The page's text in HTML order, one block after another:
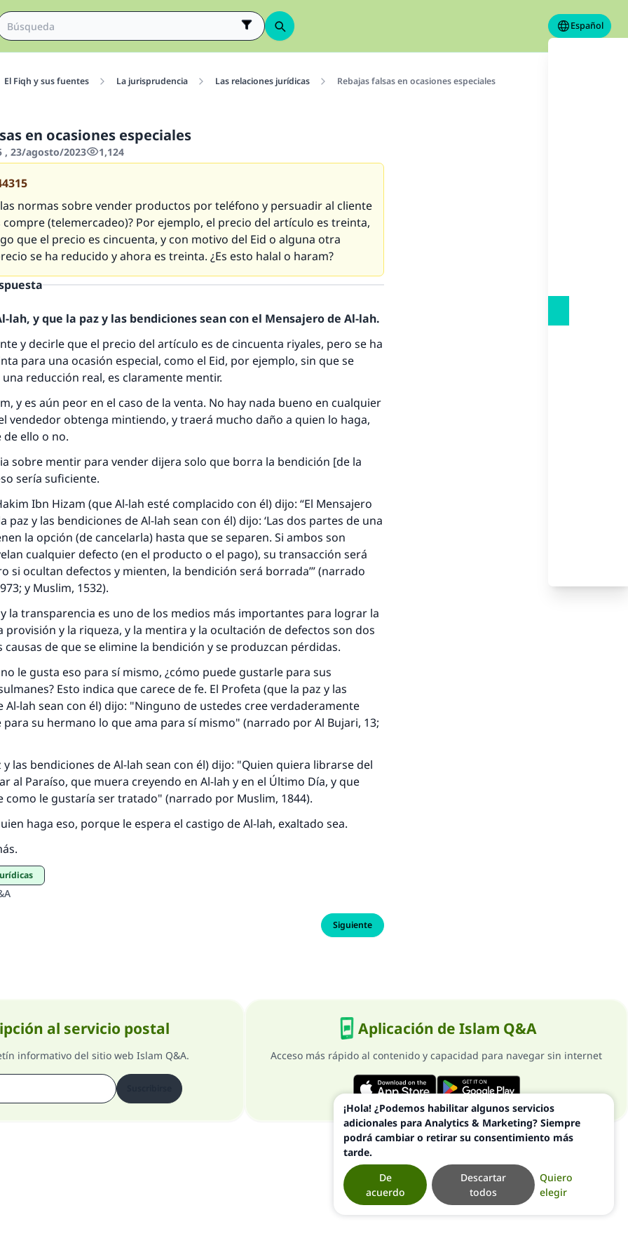
Español
El Fiqh y sus fuentes La jurisprudencia Las relaciones jurídicas Rebajas falsas en ocasiones especiales
en ocasiones especiales
, 23/agosto/2023 1,124
las normas sobre vender productos por teléfono y persuadir al cliente
compre (telemercadeo)? Por ejemplo, el precio del artículo es treinta,
que el precio es cincuenta, y con motivo del Eid o alguna otra
se ha reducido y ahora es treinta. ¿Es esto halal o haram?
lah, y que la paz y las bendiciones sean con el Mensajero de Al-lah.
y decirle que el precio del artículo es de cincuenta riyales, pero se ha
para una ocasión especial, como el Eid, por ejemplo, sin que se
una reducción real, es claramente mentir.
, y es aún peor en el caso de la venta. No hay nada bueno en cualquier
el vendedor obtenga mintiendo, y traerá mucho daño a quien lo haga,
de ello o no.
sobre mentir para vender dijera solo que borra la bendición [de la
sería suficiente.
Ibn Hizam (que Al-lah esté complacido con él) dijo: “El Mensajero
paz y las bendiciones de Al-lah sean con él) dijo: ‘Las dos partes de una
la opción (de cancelarla) hasta que se separen. Si ambos son
cualquier defecto (en el producto o el pago), su transacción será
si ocultan defectos y mienten, la bendición será borrada’” (narrado
y Muslim, 1532).
y la transparencia es uno de los medios más importantes para lograr la
provisión y la riqueza, y la mentira y la ocultación de defectos son dos
causas de que se elimine la bendición y se produzcan pérdidas.
le gusta eso para sí mismo, ¿cómo puede gustarle para sus
Esto indica que carece de fe. El Profeta (que la paz y las
Al-lah sean con él) dijo: "Ninguno de ustedes cree verdaderamente
para su hermano lo que ama para sí mismo" (narrado por Al Bujari, 13;
y las bendiciones de Al-lah sean con él) dijo: "Quien quiera librarse del
al Paraíso, que muera creyendo en Al-lah y en el Último Día, y que
como le gustaría ser tratado" (narrado por Muslim, 1844).
haga eso, porque le espera el castigo de Al-lah, exaltado sea.
Siguiente
al servicio postal
informativo del sitio web Islam Q&A.
Aplicación de Islam Q&A
Acceso más rápido al contenido y capacidad para navegar sin internet
no. 110845 salvó un matrimonio.
la Q hasta la A, su contribución ayuda a IslamQA.
misma recompensa que aquellos que lo realicen."
(MUSLIM, 1893)
Contribuir
¡Hola! ¿Podemos habilitar algunos servicios
adicionales para Analytics & Marketing? Siempre
podrá cambiar o retirar su consentimiento más
tarde.
Quiero
elegir
Descartar
todos
De
acuerdo